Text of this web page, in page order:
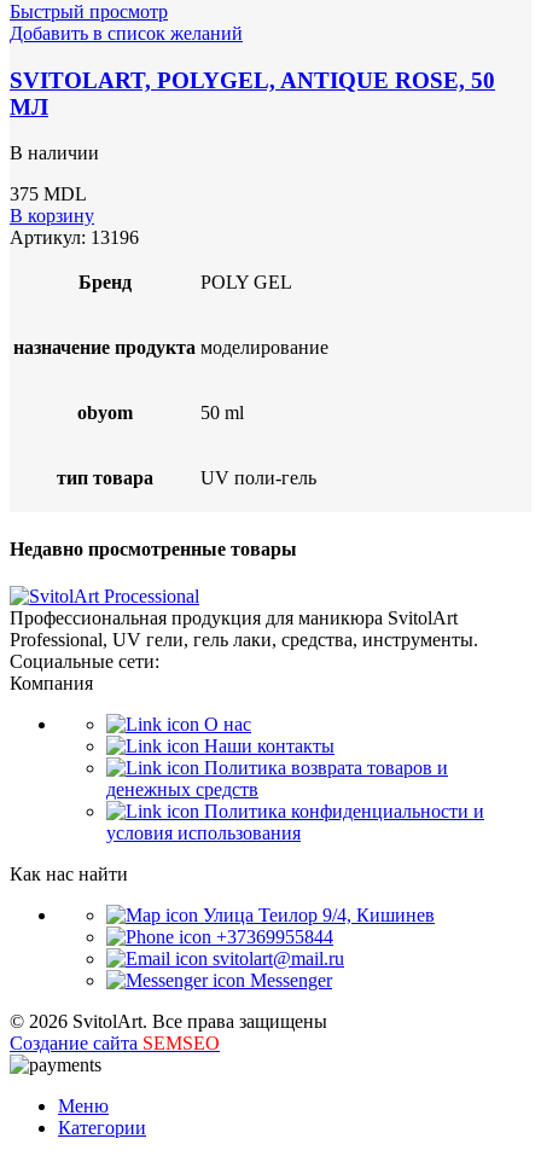
Быстрый просмотр
Добавить в список желаний
SVITOLART, POLYGEL, ANTIQUE ROSE, 50
МЛ
В наличии
375 MDL
В корзину
Артикул: 13196
Бренд POLY GEL
назначение продукта моделирование
obyom 50 ml
тип товара UV поли-гель
Недавно просмотренные товары
Профессиональная продукция для маникюра SvitolArt
Professional, UV гели, гель лаки, средства, инструменты.
Социальные сети:
Компания
О нас
Наши контакты
Политика возврата товаров и
денежных средств
Политика конфиденциальности и
условия использования
Как нас найти
Улица Теилор 9/4, Кишинев
+37369955844
svitolart@mail.ru
Messenger
© 2026 SvitolArt. Все права защищены
Создание сайта SEMSEO
Меню
Категории